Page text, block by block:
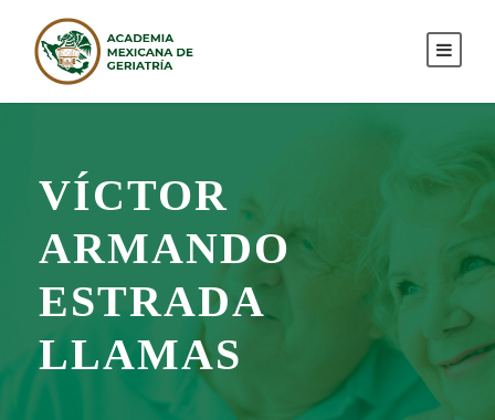
VÍCTOR
ARMANDO
ESTRADA
LLAMAS